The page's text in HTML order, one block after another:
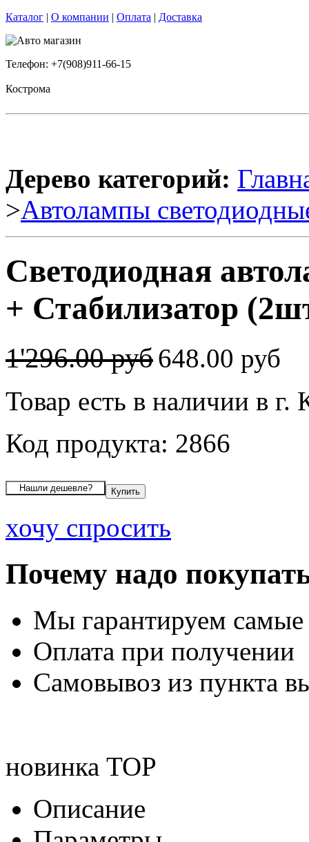
Каталог | О компании | Оплата | Доставка
Телефон: +7(908)911-66-15
Кострома
Дерево категорий:
>Автолампы
Светодиодная
+ Стабилизатор
1'296.00 руб648.00 руб
Товар есть в наличии в г.
Код продукта: 2866
хочу спросить
Почему надо
Мы гарантируем
Оплата при получении
Самовывоз из пункта
новинка TOP
Описание